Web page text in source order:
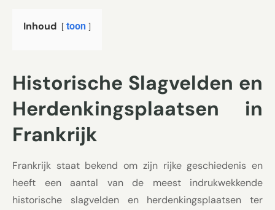
Inhoud toon
Historische Slagvelden en
Herdenkingsplaatsen in
Frankrijk
Frankrijk staat bekend om zijn rijke geschiedenis en
heeft een aantal van de meest indrukwekkende
historische slagvelden en herdenkingsplaatsen ter